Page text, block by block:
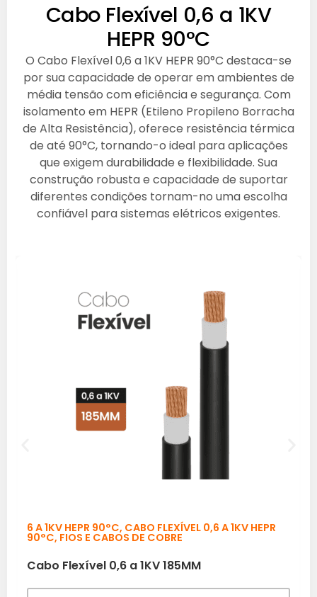
Cabo Flexível 0,6 a 1KV
HEPR 90°C
O Cabo Flexível 0,6 a 1KV HEPR 90°C destaca-se
por sua capacidade de operar em ambientes de
média tensão com eficiência e segurança. Com
isolamento em HEPR (Etileno Propileno Borracha
de Alta Resistência), oferece resistência térmica
de até 90°C, tornando-o ideal para aplicações
que exigem durabilidade e flexibilidade. Sua
construção robusta e capacidade de suportar
diferentes condições tornam-no uma escolha
confiável para sistemas elétricos exigentes.
6 A 1KV HEPR 90°C, CABO FLEXÍVEL 0,6 A 1KV HEPR
90°C, FIOS E CABOS DE COBRE
Cabo Flexível 0,6 a 1KV 185MM